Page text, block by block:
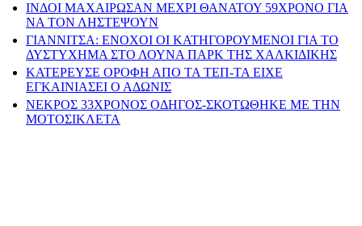
ΙΝΔΟΙ ΜΑΧΑΙΡΩΣΑΝ ΜΕΧΡΙ ΘΑΝΑΤΟΥ 59ΧΡΟΝΟ ΓΙΑ
ΝΑ ΤΟΝ ΛΗΣΤΕΨΟΥΝ
ΓΙΑΝΝΙΤΣΑ: ΕΝΟΧΟΙ ΟΙ ΚΑΤΗΓΟΡΟΥΜΕΝΟΙ ΓΙΑ ΤΟ
ΔΥΣΤΥΧΗΜΑ ΣΤΟ ΛΟΥΝΑ ΠΑΡΚ ΤΗΣ ΧΑΛΚΙΔΙΚΗΣ
ΚΑΤΕΡΕΥΣΕ ΟΡΟΦΗ ΑΠΟ ΤΑ ΤΕΠ-ΤΑ ΕΙΧΕ
ΕΓΚΑΙΝΙΑΣΕΙ Ο ΑΔΩΝΙΣ
ΝΕΚΡΟΣ 33ΧΡΟΝΟΣ ΟΔΗΓΟΣ-ΣΚΟΤΩΘΗΚΕ ΜΕ ΤΗΝ
ΜΟΤΟΣΙΚΛΕΤΑ